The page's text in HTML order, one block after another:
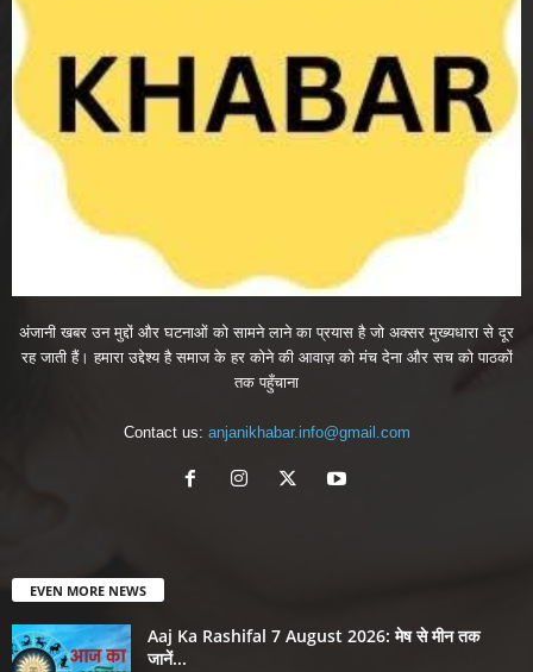
अंजानी खबर उन मुद्दों और घटनाओं को सामने लाने का प्रयास है जो अक्सर मुख्यधारा से दूर
रह जाती हैं। हमारा उद्देश्य है समाज के हर कोने की आवाज़ को मंच देना और सच को पाठकों
तक पहुँचाना
Contact us: anjanikhabar.info@gmail.com
EVEN MORE NEWS
Aaj Ka Rashifal 7 August 2026: मेष से मीन तक
जानें...